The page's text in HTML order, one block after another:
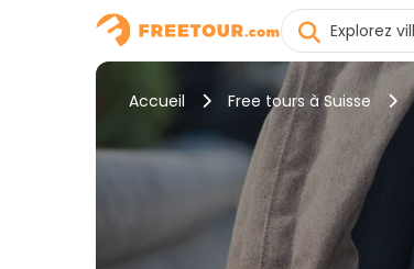
Accueil Free tours à Suisse